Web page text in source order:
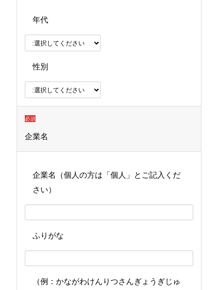
年代
性別
必須
企業名
企業名（個人の方は「個人」とご記入くだ
さい）
ふりがな
（例：かながわけんりつさんぎょうぎじゅ